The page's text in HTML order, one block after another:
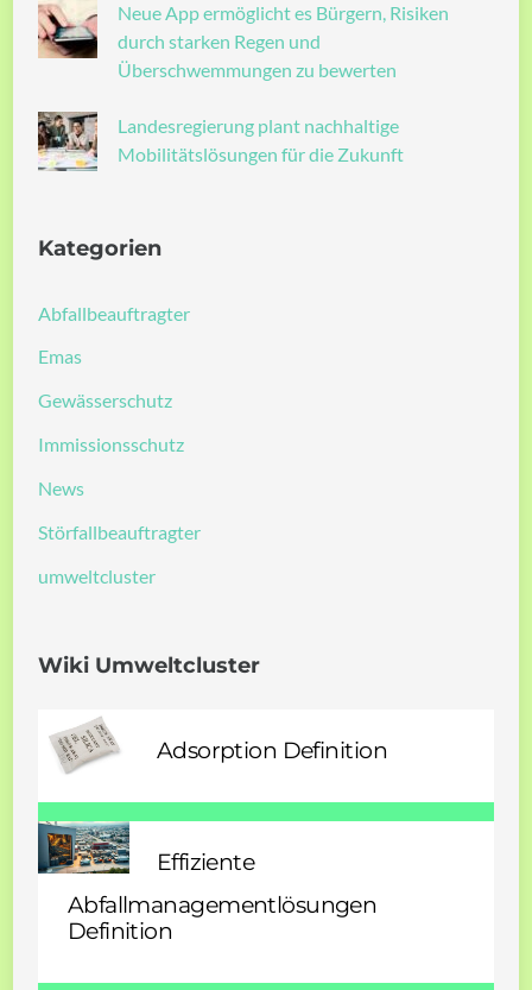
Neue App ermöglicht es Bürgern, Risiken
durch starken Regen und
Überschwemmungen zu bewerten
Landesregierung plant nachhaltige
Mobilitätslösungen für die Zukunft
Kategorien
Abfallbeauftragter
Emas
Gewässerschutz
Immissionsschutz
News
Störfallbeauftragter
umweltcluster
Wiki Umweltcluster
Adsorption Definition
Effiziente
Abfallmanagementlösungen
Definition